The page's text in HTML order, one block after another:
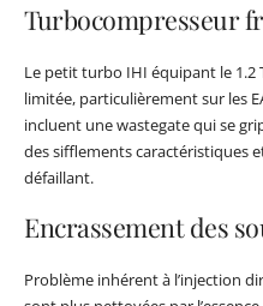
Turbocompresseur
Le petit turbo IHI équipant le 1.2
limitée, particulièrement sur les
incluent une wastegate qui se
des sifflements caractéristiques
défaillant.
Encrassement des
Problème inhérent à l’injection